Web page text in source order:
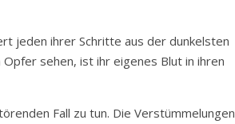
jeden ihrer Schritte aus der dunkelsten
sehen, ist ihr eigenes Blut in ihren
Fall zu tun. Die Verstümmelungen